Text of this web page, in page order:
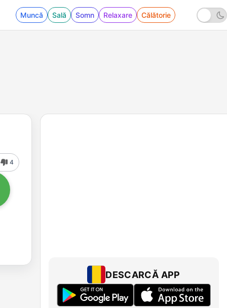
Muncă Sală Somn Relaxare Călătorie
4
DESCARCĂ APP